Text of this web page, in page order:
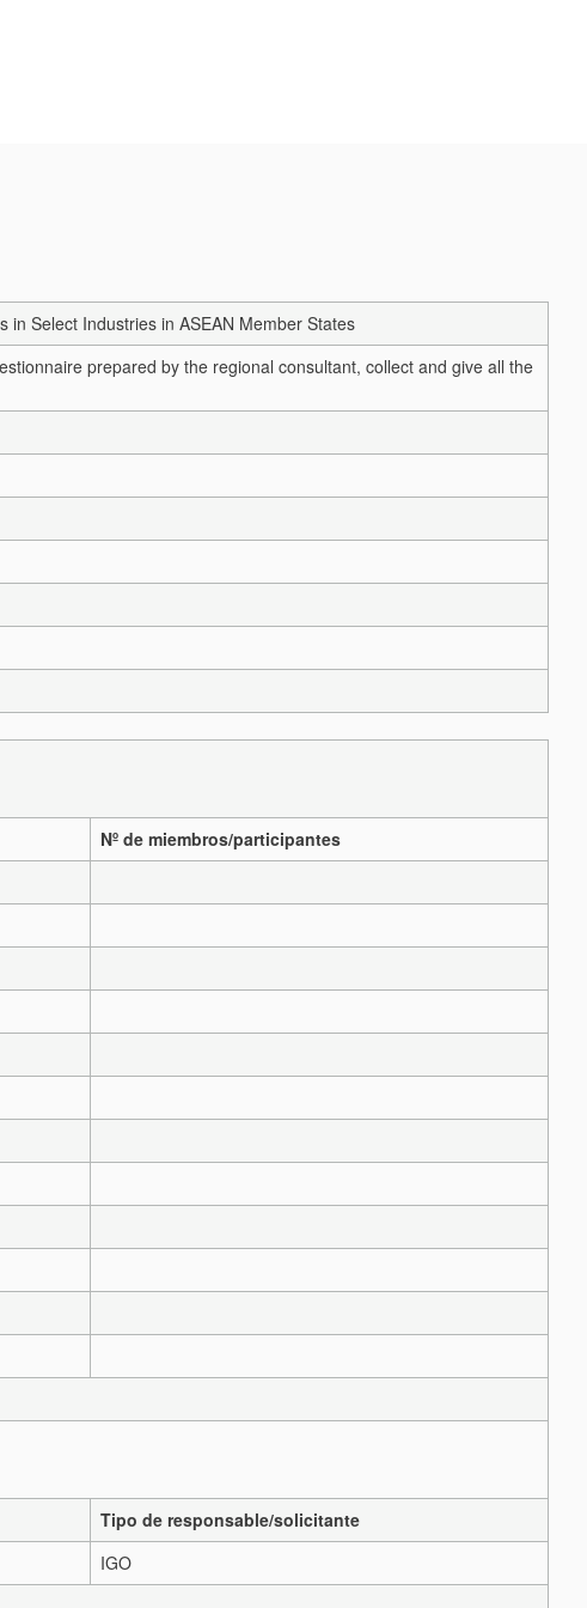
Select Industries in ASEAN Member States
prepared by the regional consultant, collect and give all the
Nº de miembros/participantes
Tipo de responsable/solicitante
IGO